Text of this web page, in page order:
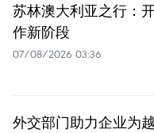
苏林澳大利亚之行：
作新阶段
07/08/2026 03:36
外交部门助力企业为